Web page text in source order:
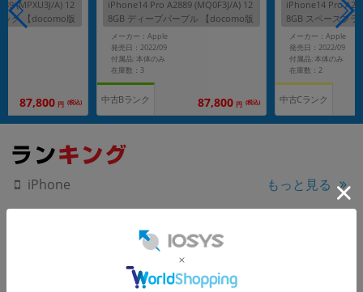
(MPXU3J/A) 12
ック 【docomo版
87,800 円 (税込)
iPhone14 Pro A2889 (MQ0F3J/A) 12
8GB ディープパープル 【docomo版
SIMフリー】
メーカー：Apple
発売日：2022/09
付属品: 本体のみ
在庫数：3
中古Bランク 87,800 円 (税込)
iPhone14 Pro
8GB スペースブ
SIMフリー】
メーカー：Apple
発売日：2022/09
付属品: 本体のみ
在庫数：2
中古Cランク
iPhone もっと見る